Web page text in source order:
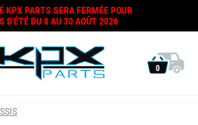
KPX PARTS SERA FERMÉE POUR
D'ÉTÉ DU 8 AU 30 AOÛT 2026
0